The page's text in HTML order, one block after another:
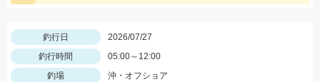
釣行日
2026/07/27
釣行時間
05:00～12:00
釣場
沖・オフショア